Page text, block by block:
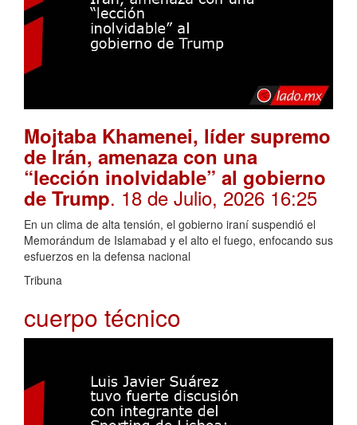
Mojtaba Khamenei, líder supremo
de Irán, amenaza con una
“lección inolvidable” al gobierno
de Trump. 18 de Julio, 2026 16:25
En un clima de alta tensión, el gobierno iraní suspendió el
Memorándum de Islamabad y el alto el fuego, enfocando sus
esfuerzos en la defensa nacional
Tribuna
cuerpo técnico